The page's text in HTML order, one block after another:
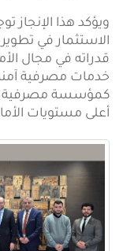
ويؤكد هذا الإنجاز
الاستثمار في تطوير
قدراته في مجال
خدمات مصرفية
كمؤسسة مصرفية
أعلى مستويات